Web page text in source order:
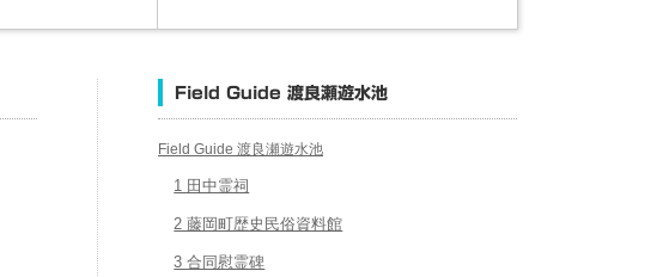
Field Guide 渡良瀬遊水池
Field Guide 渡良瀬遊水池
1 田中霊祠
2 藤岡町歴史民俗資料館
3 合同慰霊碑